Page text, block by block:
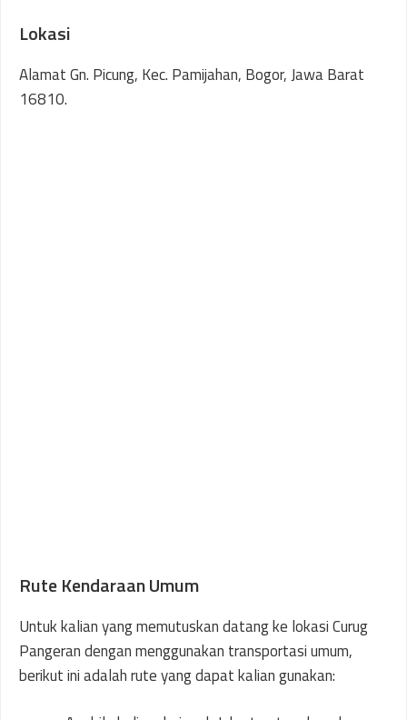
Lokasi
Alamat Gn. Picung, Kec. Pamijahan, Bogor, Jawa Barat
16810.
Rute Kendaraan Umum
Untuk kalian yang memutuskan datang ke lokasi Curug
Pangeran dengan menggunakan transportasi umum,
berikut ini adalah rute yang dapat kalian gunakan: